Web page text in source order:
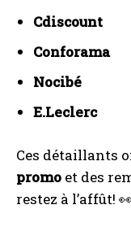
Cdiscount
Conforama
Nocibé
E.Leclerc
Ces détaillants
promo et des
restez à l’affût! 👀